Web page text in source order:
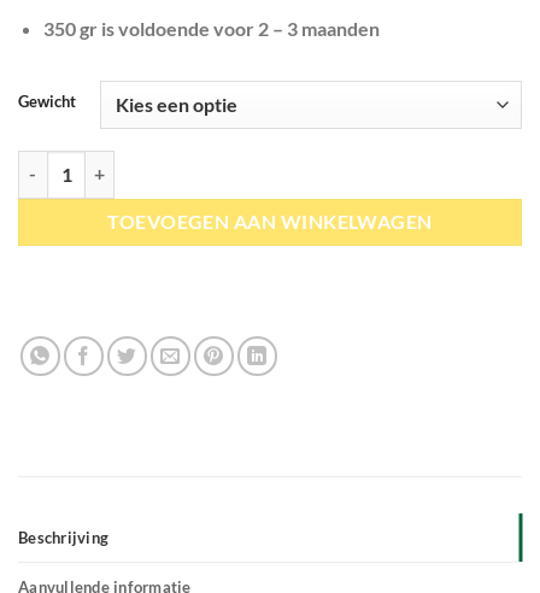
350 gr is voldoende voor 2 – 3 maanden
Gewicht
TOEVOEGEN AAN WINKELWAGEN
Beschrijving
Aanvullende informatie